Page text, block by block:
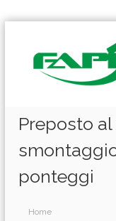
Preposto
ponteggi
Home